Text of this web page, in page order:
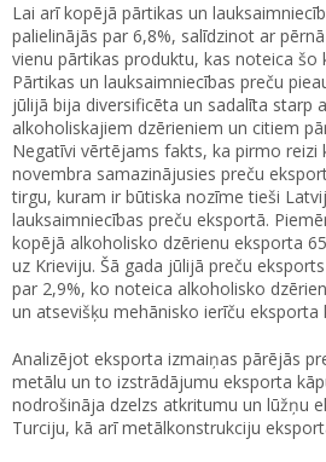
Lai arī kopējā pārtikas un
palielinājās par 6,8%, salīdzinot ar
vienu pārtikas produktu, kas noteica šo
Pārtikas un lauksaimniecības preču
jūlijā bija diversificēta un sadalīta starp
alkoholiskajiem dzērieniem un citiem
Negatīvi vērtējams fakts, ka pirmo reizi
novembra samazinājusies preču
tirgu, kuram ir būtiska nozīme tieši
lauksaimniecības preču eksportā.
kopējā alkoholisko dzērienu eksporta
uz Krieviju. Šā gada jūlijā preču
par 2,9%, ko noteica alkoholisko
un atsevišķu mehānisko ierīču eksporta
Analizējot eksporta izmaiņas pārējās
metālu un to izstrādājumu eksporta
nodrošināja dzelzs atkritumu un lūžņu
Turciju, kā arī metālkonstrukciju